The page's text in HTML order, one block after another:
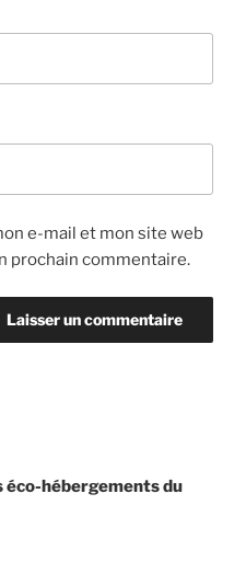
e-mail et mon site web
prochain commentaire.
éco-hébergements du